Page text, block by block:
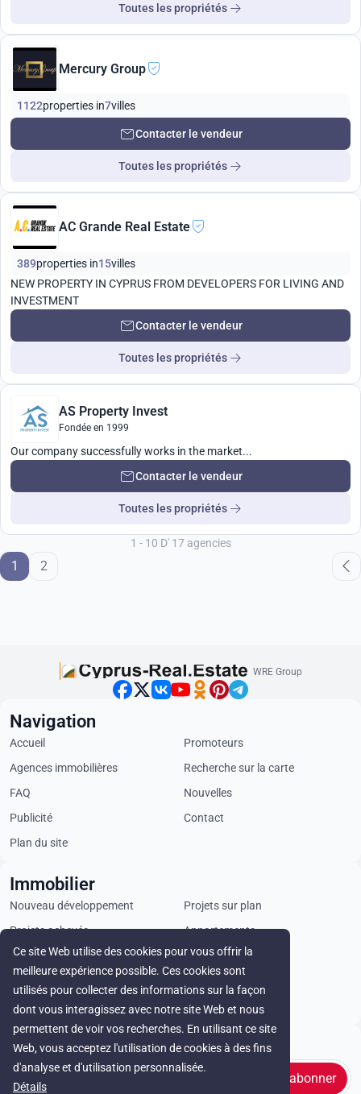
Toutes les propriétés
Mercury Group
1122properties in7villes
Contacter le vendeur
Toutes les propriétés
AC Grande Real Estate
389properties in15villes
NEW PROPERTY IN CYPRUS FROM DEVELOPERS FOR LIVING AND
INVESTMENT
Contacter le vendeur
Toutes les propriétés
AS Property Invest
Fondée en 1999
Our company successfully works in the market...
Contacter le vendeur
Toutes les propriétés
1 - 10 D' 17 agencies
1 2
Ce site Web utilise des cookies pour vous offrir la
meilleure expérience possible. Ces cookies sont
utilisés pour collecter des informations sur la façon
dont vous interagissez avec notre site Web et nous
permettent de voir vos recherches. En utilisant ce site
Web, vous acceptez l'utilisation de cookies à des fins
d'analyse et d'utilisation personnalisée.
Détails
WRE Group
Stay in touch
s'abonner
Navigation
Accueil
Promoteurs
Agences immobilières
Recherche sur la carte
FAQ
Nouvelles
Publicité
Contact
Plan du site
Immobilier
Nouveau développement
Projets sur plan
Projets achevés
Appartements
Penthouses
Villas
Propriétés commerciales
Loyer